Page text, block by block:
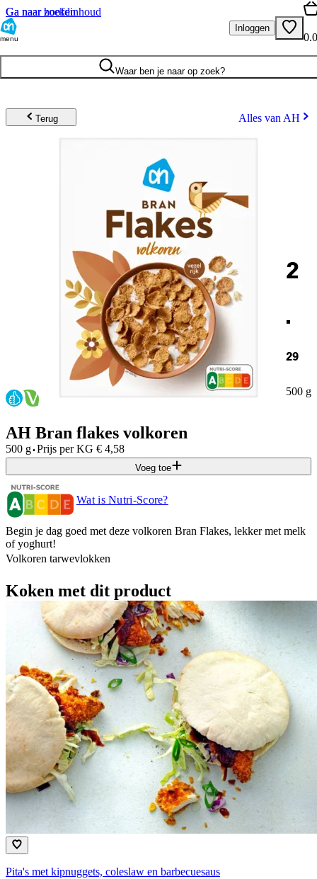
Ga naar hoofdinhoud
Ga naar zoeken
menu
Inloggen
Waar ben je naar op zoek?
Terug Alles van AH
2
.
29
500 g
AH Bran flakes volkoren
500 g·Prijs per KG € 4,58
Voeg toe
Wat is Nutri-Score?
Begin je dag goed met deze volkoren Bran Flakes, lekker met melk
of yoghurt!
Volkoren tarwevlokken
Koken met dit product
Pita's met kipnuggets, coleslaw en barbecuesaus